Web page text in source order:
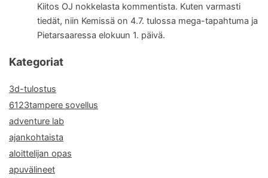
Kiitos OJ nokkelasta kommentista. Kuten varmasti
tiedät, niin Kemissä on 4.7. tulossa mega-tapahtuma ja
Pietarsaaressa elokuun 1. päivä.
Kategoriat
3d-tulostus
6123tampere sovellus
adventure lab
ajankohtaista
aloittelijan opas
apuvälineet